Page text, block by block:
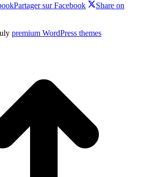
Partager sur Facebook
Share on
premium WordPress themes